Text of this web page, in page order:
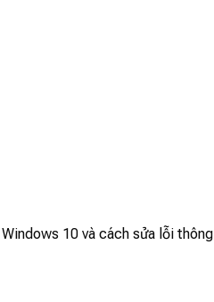
10 và cách sửa lỗi thông